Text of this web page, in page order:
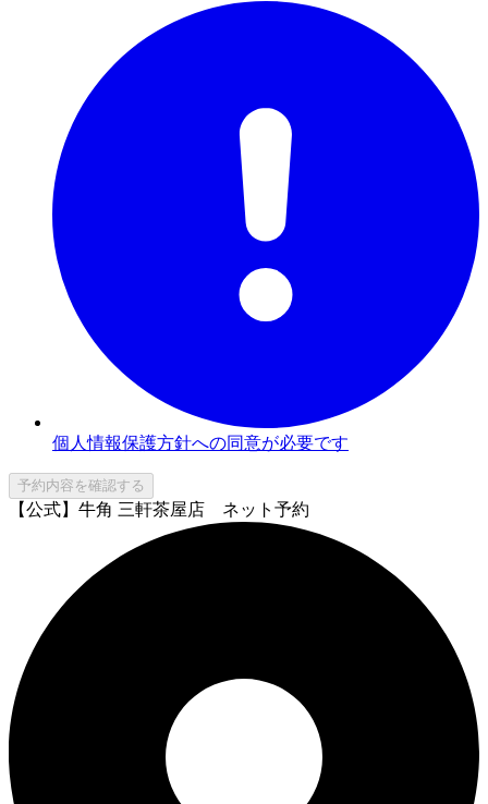
個人情報保護方針への同意が必要です
予約内容を確認する
【公式】牛角 三軒茶屋店 ネット予約